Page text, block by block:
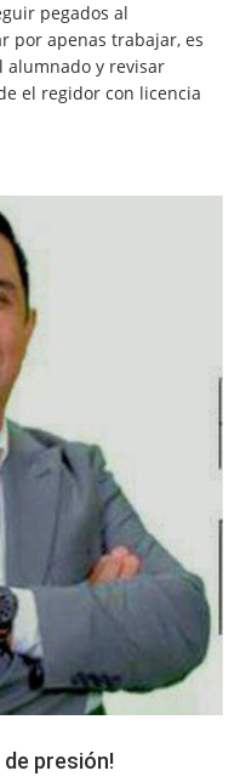
pegados al
por apenas trabajar, es
alumnado y revisar
el regidor con licencia
de presión!